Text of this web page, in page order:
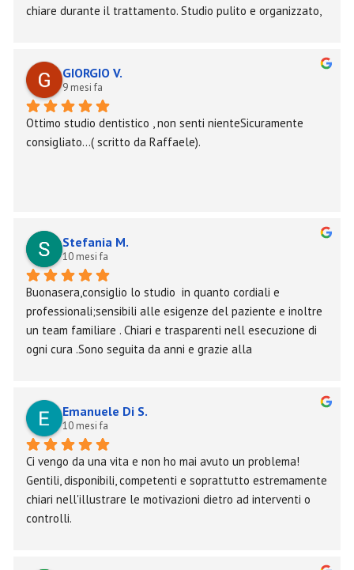
chiare durante il trattamento. Studio pulito e organizzato,
GIORGIO V.
9 mesi fa
Ottimo studio dentistico , non senti nienteSicuramente
consigliato…( scritto da Raffaele).
Stefania M.
10 mesi fa
Buonasera,consiglio lo studio  in quanto cordiali e
professionali;sensibili alle esigenze del paziente e inoltre
un team familiare . Chiari e trasparenti nell esecuzione di
ogni cura .Sono seguita da anni e grazie alla
Emanuele Di S.
10 mesi fa
Ci vengo da una vita e non ho mai avuto un problema!
Gentili, disponibili, competenti e soprattutto estremamente
chiari nell'illustrare le motivazioni dietro ad interventi o
controlli.